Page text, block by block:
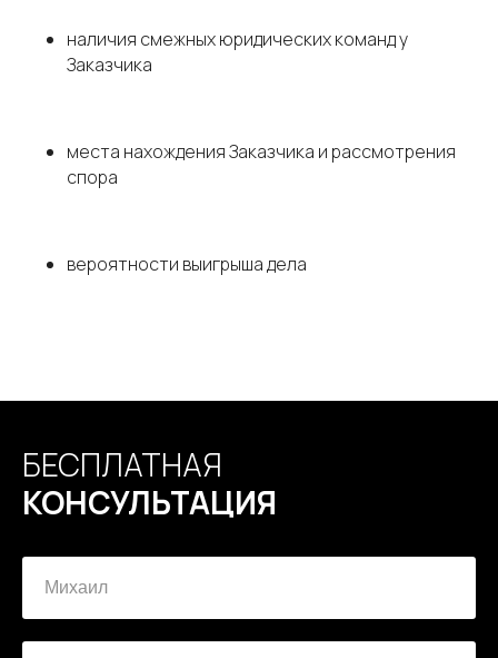
наличия смежных юридических команд у
Заказчика
места нахождения Заказчика и рассмотрения
спора
вероятности выигрыша дела
БЕСПЛАТНАЯ
КОНСУЛЬТАЦИЯ